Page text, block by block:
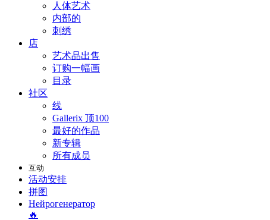
人体艺术
内部的
刺绣
店
艺术品出售
订购一幅画
目录
社区
线
Gallerix 顶100
最好的作品
新专辑
所有成员
互动
活动安排
拼图
Нейрогенератор
🔥